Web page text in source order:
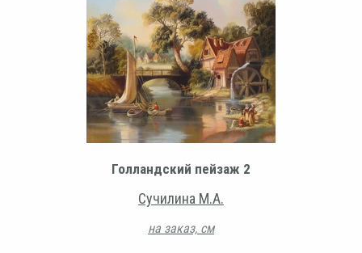
Голландский пейзаж 2
Сучилина М.А.
на заказ, см